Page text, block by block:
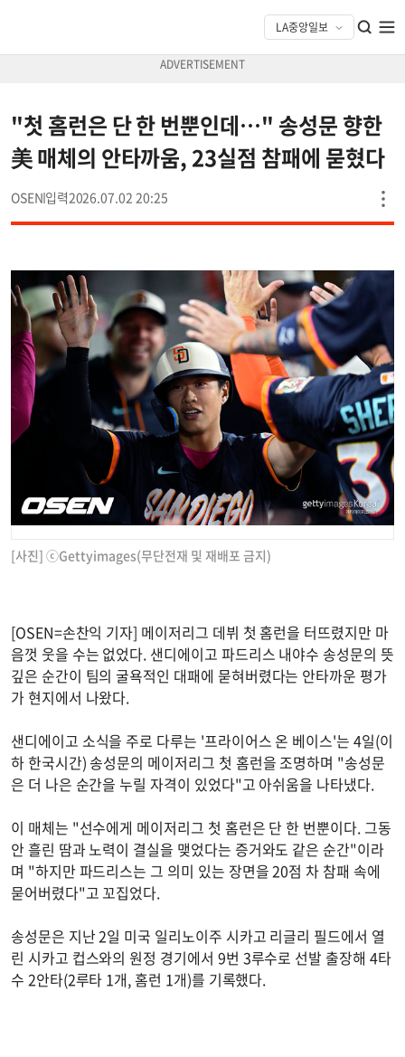
"첫 홈런은 단 한 번뿐인데…" 송성문 향한
美 매체의 안타까움, 23실점 참패에 묻혔다
OSEN 2026.07.02 20:25
[사진] ⓒGettyimages(무단전재 및 재배포 금지)
[OSEN=손찬익 기자] 메이저리그 데뷔 첫 홈런을 터뜨렸지만 마
음껏 웃을 수는 없었다. 샌디에이고 파드리스 내야수 송성문의 뜻
깊은 순간이 팀의 굴욕적인 대패에 묻혀버렸다는 안타까운 평가
가 현지에서 나왔다.
샌디에이고 소식을 주로 다루는 '프라이어스 온 베이스'는 4일(이
하 한국시간) 송성문의 메이저리그 첫 홈런을 조명하며 "송성문
은 더 나은 순간을 누릴 자격이 있었다"고 아쉬움을 나타냈다.
이 매체는 "선수에게 메이저리그 첫 홈런은 단 한 번뿐이다. 그동
안 흘린 땀과 노력이 결실을 맺었다는 증거와도 같은 순간"이라
며 "하지만 파드리스는 그 의미 있는 장면을 20점 차 참패 속에
묻어버렸다"고 꼬집었다.
송성문은 지난 2일 미국 일리노이주 시카고 리글리 필드에서 열
린 시카고 컵스와의 원정 경기에서 9번 3루수로 선발 출장해 4타
수 2안타(2루타 1개, 홈런 1개)를 기록했다.